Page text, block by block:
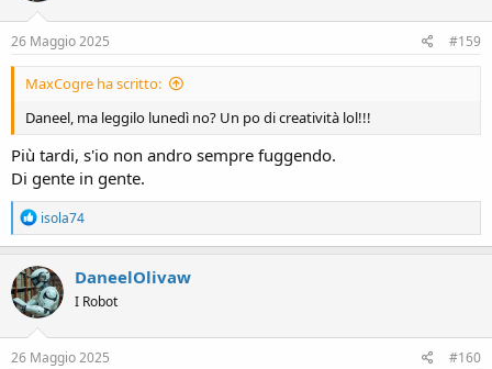
o
n
s
26 Maggio 2025 #159
MaxCogre ha scritto:
Daneel, ma leggilo lunedì no? Un po di creatività lol!!!
Più tardi, s'io non andro sempre fuggendo.
Di gente in gente.
R
e
a
c
t
i
o
n
s
isola74
DaneelOlivaw
I Robot
26 Maggio 2025 #160